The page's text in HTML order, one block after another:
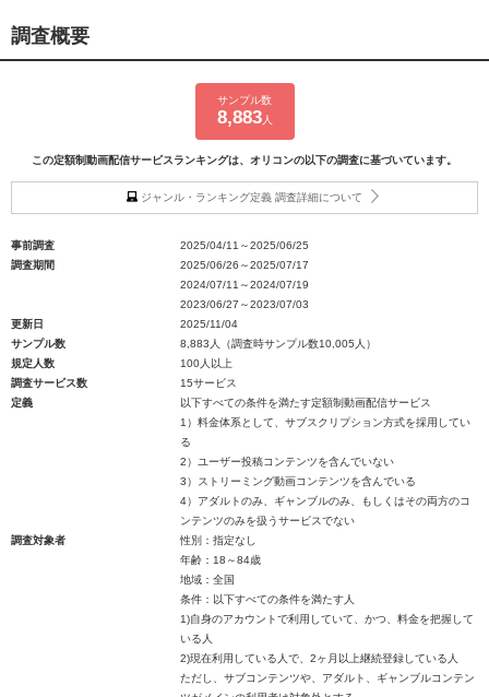
調査概要
サンプル数
8,883人
この定額制動画配信サービスランキングは、オリコンの以下の調査に基づいています。
ジャンル・ランキング定義 調査詳細について
事前調査
2025/04/11～2025/06/25
調査期間
2025/06/26～2025/07/17
2024/07/11～2024/07/19
2023/06/27～2023/07/03
更新日
2025/11/04
サンプル数
8,883人（調査時サンプル数10,005人）
規定人数
100人以上
調査サービス数
15サービス
定義
以下すべての条件を満たす定額制動画配信サービス
1）料金体系として、サブスクリプション方式を採用してい
る
2）ユーザー投稿コンテンツを含んでいない
3）ストリーミング動画コンテンツを含んでいる
4）アダルトのみ、ギャンブルのみ、もしくはその両方のコ
ンテンツのみを扱うサービスでない
調査対象者
性別：指定なし
年齢：18～84歳
地域：全国
条件：以下すべての条件を満たす人
1)自身のアカウントで利用していて、かつ、料金を把握して
いる人
2)現在利用している人で、2ヶ月以上継続登録している人
ただし、サブコンテンツや、アダルト、ギャンブルコンテン